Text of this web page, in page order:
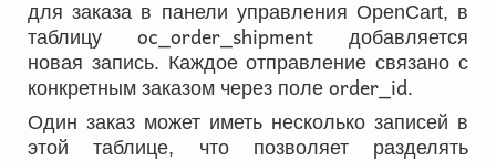
для заказа в панели управления OpenCart, в
таблицу oc_order_shipment добавляется
новая запись. Каждое отправление связано с
конкретным заказом через поле order_id.
Один заказ может иметь несколько записей в
этой таблице, что позволяет разделять